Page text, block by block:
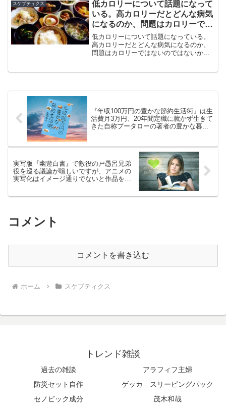
中と無関係？」という「日経メディカル
ブログ記事をご紹介する。
スケプティクス
低カロリーについて話題になって
いる。高カロリーだとどんな病気
になるのか、問題はカロリーでは
ないのではないかという議論
低カロリーについて話題になっている。
高カロリーだとどんな病気になるのか、
問題はカロリーではないのではないかと
『年収100万円の豊かな節約生活術』は生
活費月3万円、20年間定職に就かず生きて
きた自称プータローの著者の豊かな暮ら
実写版『幽遊白書』で敵役の戸愚呂兄弟
役を巡る議論が喧しいですが、アニメの
実写化はイメージ通りでないと作品を否
コメント
コメントを書き込む
ホーム スケプティクス
トレンド雑談
過去の雑談
アラフィフ主婦
防災セット自作
ゲッカ スリーピングパック
セノビック成分
茂木和哉